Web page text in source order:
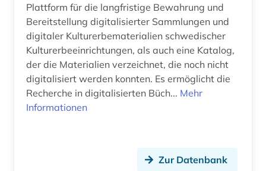
forschungsprojekt (1)
fotografie (1)
frankreich (1)
frankreich <nord> (1)
Plattform für die langfristige Bewahrung und
Bereitstellung digitalisierter Sammlungen und
digitaler Kulturerbematerialien schwedischer
Kulturerbeeinrichtungen, als auch eine Katalog,
der die Materialien verzeichnet, die noch nicht
digitalisiert werden konnten. Es ermöglicht die
Recherche in digitalisierten Büch... Mehr
Informationen
Zur Datenbank